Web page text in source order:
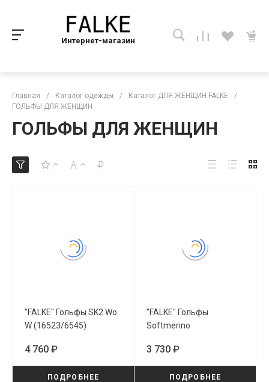
Интернет-магазин
Главная / Каталог одежды / Каталог ДЛЯ ЖЕНЩИН FALKE
/
ГОЛЬФЫ ДЛЯ ЖЕНЩИН
ГОЛЬФЫ ДЛЯ ЖЕНЩИН
"FALKE" Гольфы SK2 Wo
W (16523/6545)
4 760 ₽
ПОДРОБНЕЕ
"FALKE" Гольфы
Softmerino
3 730 ₽
ПОДРОБНЕЕ